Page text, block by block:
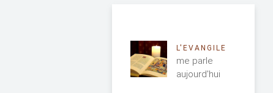
L'EVANGILE
me parle
aujourd'hui